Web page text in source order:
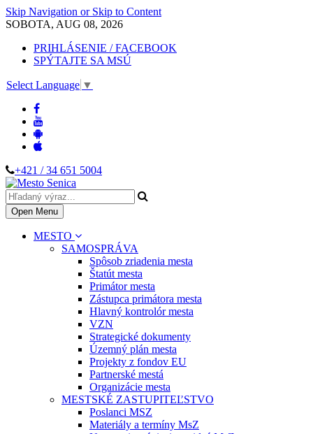
Skip Navigation or Skip to Content
SOBOTA, AUG 08, 2026
PRIHLÁSENIE / FACEBOOK
SPÝTAJTE SA MSÚ
Select Language ▼
+421 / 34 651 5004
Open Menu
MESTO
SAMOSPRÁVA
Spôsob zriadenia mesta
Štatút mesta
Primátor mesta
Zástupca primátora mesta
Hlavný kontrolór mesta
VZN
Strategické dokumenty
Územný plán mesta
Projekty z fondov EU
Partnerské mestá
Organizácie mesta
MESTSKÉ ZASTUPITEĽSTVO
Poslanci MSZ
Materiály a termíny MsZ